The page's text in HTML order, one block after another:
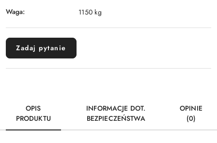
Waga:
1150 kg
Zadaj pytanie
OPIS
PRODUKTU
INFORMACJE DOT.
BEZPIECZEŃSTWA
OPINIE
(0)